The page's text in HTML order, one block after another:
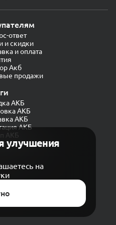
улучшения
на
ответ
и скидки
и оплата
Акб
продажи
АКБ
АКБ
АКБ
АКБ
АКБ
генератора